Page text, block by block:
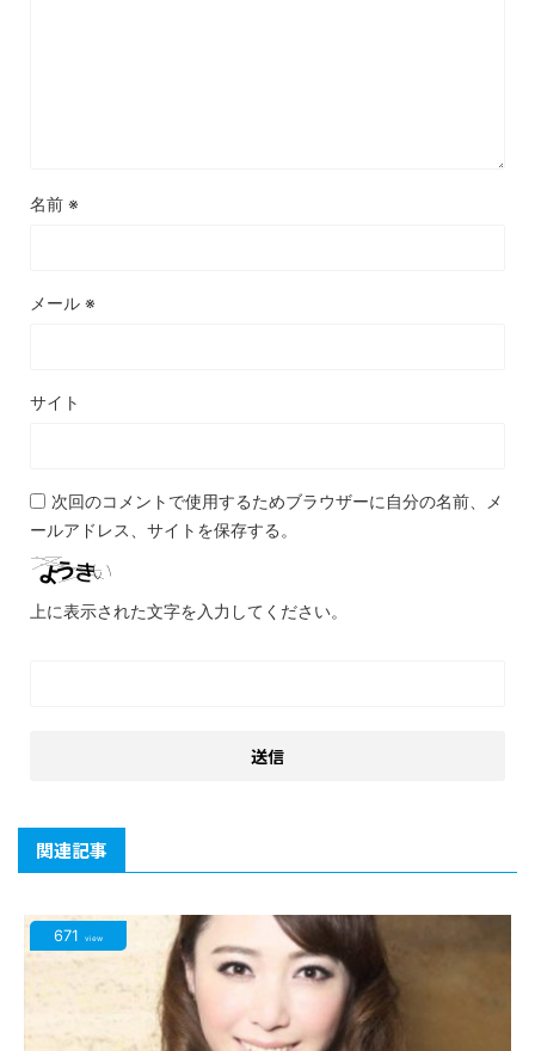
名前 ※
メール ※
サイト
次回のコメントで使用するためブラウザーに自分の名前、メ
ールアドレス、サイトを保存する。
上に表示された文字を入力してください。
関連記事
671 view